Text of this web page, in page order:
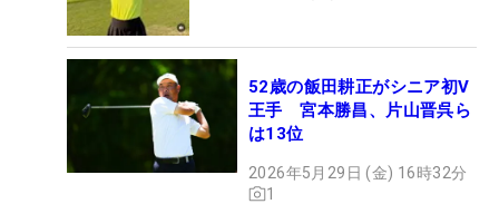
52歳の飯田耕正がシニア初V
王手 宮本勝昌、片山晋呉ら
は13位
2026年5月29日 (金) 16時32分
1